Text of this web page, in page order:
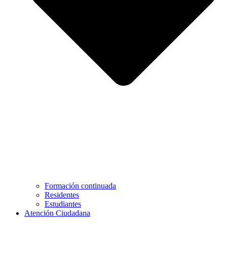
Formación continuada
Residentes
Estudiantes
Atención Ciudadana